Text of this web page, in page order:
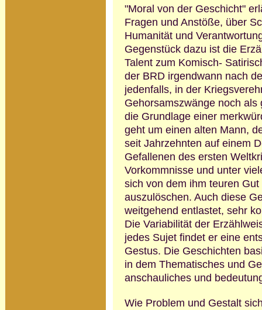
"Moral von der Geschicht"
Fragen und Anstöße, über
Humanität und
Gegenstück dazu ist die
Talent zum Komisch-
der BRD irgendwann nach
jedenfalls, in der
Gehorsamszwänge noch
die Grundlage einer
geht um einen alten Mann,
seit Jahrzehnten auf einem
Gefallenen des ersten
Vorkommnisse und unter
sich von dem ihm teuren
auszulöschen. Auch diese
weitgehend entlastet, sehr
Die Variabilität der
jedes Sujet findet er eine
Gestus. Die Geschichten
in dem Thematisches und
anschauliches und
Wie Problem und Gestalt